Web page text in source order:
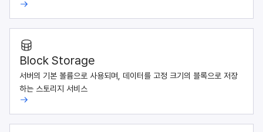
Block Storage
서버의 기본 볼륨으로 사용되며, 데이터를 고정 크기의 블록으로 저장
하는 스토리지 서비스